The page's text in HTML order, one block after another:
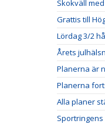
Skokväll
Grattis till
Lördag 3/2
Årets
Planerna är
Planerna
Alla planer
Sportringens